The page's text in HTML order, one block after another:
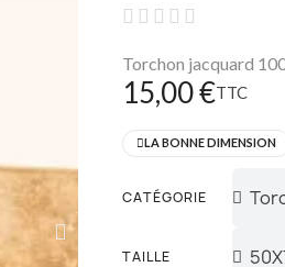
    
Torchon jacquard
15,00 €TTC
LA BONNE DIMENSION
CATÉGORIE
TAILLE